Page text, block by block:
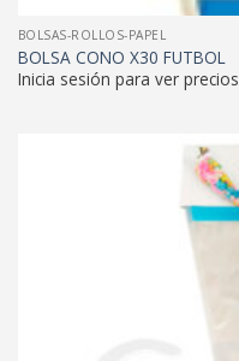
BOLSAS-ROLLOS-PAPEL
BOLSA CONO X30 FUTBOL
Inicia sesión para ver precios